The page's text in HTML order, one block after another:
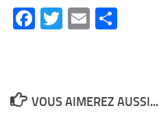
Facebook
Twitter
Email
VOUS AIMEREZ AUSSI...